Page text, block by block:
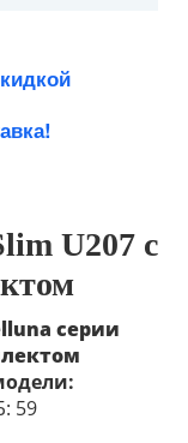
U207 с
серии
59